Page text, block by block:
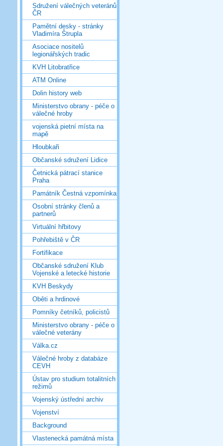
Sdružení válečných veteránů
ČR
Pamětní desky - stránky
Vladimíra Štrupla
Asociace nositelů
legionářských tradic
KVH Litobratřice
ATM Online
Dolin history web
Ministerstvo obrany - péče o
válečné hroby
vojenská pietní místa na
mapě
Hloubkaři
Občanské sdružení Lidice
Četnická pátrací stanice
Praha
Památník Čestná vzpomínka
Osobní stránky členů a
partnerů
Virtuální hřbitovy
Pohřebiště v ČR
Fortifikace
Občanské sdružení Klub
Vojenské a letecké historie
KVH Beskydy
Oběti a hrdinové
Pomníky četníků, policistů
Ministerstvo obrany - péče o
válečné veterány
Válka.cz
Válečné hroby z databáze
CEVH
Ústav pro studium totalitních
režimů
Vojenský ústřední archiv
Vojenství
Background
Vlastenecká památná místa